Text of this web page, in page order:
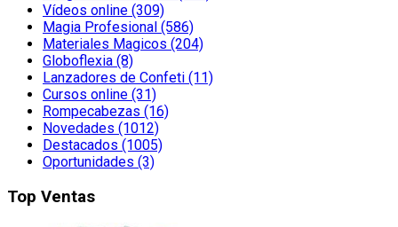
Vídeos online (309)
Magia Profesional (586)
Materiales Magicos (204)
Globoflexia (8)
Lanzadores de Confeti (11)
Cursos online (31)
Rompecabezas (16)
Novedades (1012)
Destacados (1005)
Oportunidades (3)
Top Ventas